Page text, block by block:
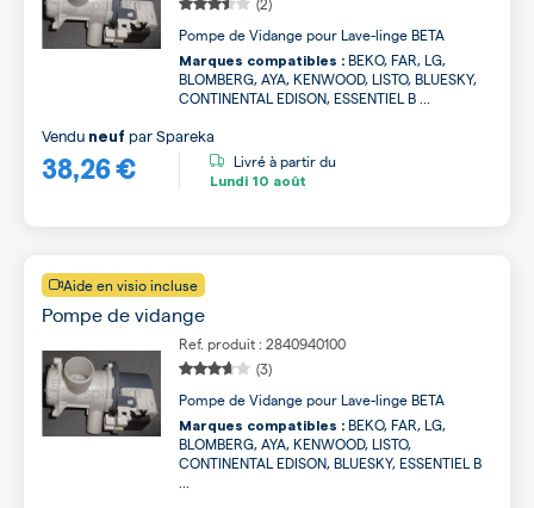
Pompe de Vidange pour Lave-linge BETA
Marques compatibles : BEKO, FAR, LG,
BLOMBERG, AYA, KENWOOD, LISTO, BLUESKY,
CONTINENTAL EDISON, ESSENTIEL B ...
38,26 €
Vendu neuf parSpareka
Livré à partir du
Lundi 10 août
Aide en visio incluse
Pompe de vidange
Ref. produit : 2840940100
(3)
Pompe de Vidange pour Lave-linge BETA
Marques compatibles : BEKO, FAR, LG,
BLOMBERG, AYA, KENWOOD, LISTO,
CONTINENTAL EDISON, BLUESKY, ESSENTIEL B